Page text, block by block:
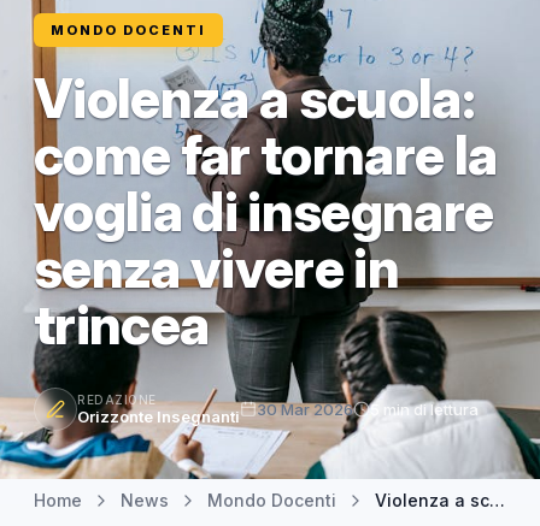
MONDO DOCENTI
Violenza a scuola:
come far tornare la
voglia di insegnare
senza vivere in
trincea
REDAZIONE
Orizzonte Insegnanti 30 Mar 2026 5 min di lettura
Home News Mondo Docenti Violenza a scuola: come far tornare la voglia di insegnare senza vivere in trincea